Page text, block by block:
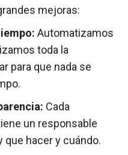
mejoras:
Automatizamos
toda la
para que nada se
Cada
un responsable
que hacer y cuándo.